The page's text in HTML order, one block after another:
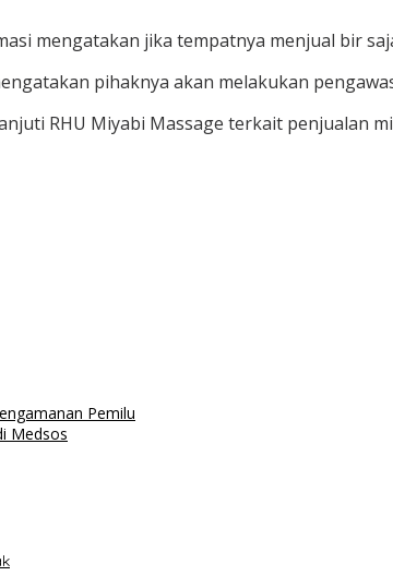
mengatakan jika tempatnya menjual bir
pihaknya akan melakukan
RHU Miyabi Massage terkait penjualan
Pemilu
Medsos